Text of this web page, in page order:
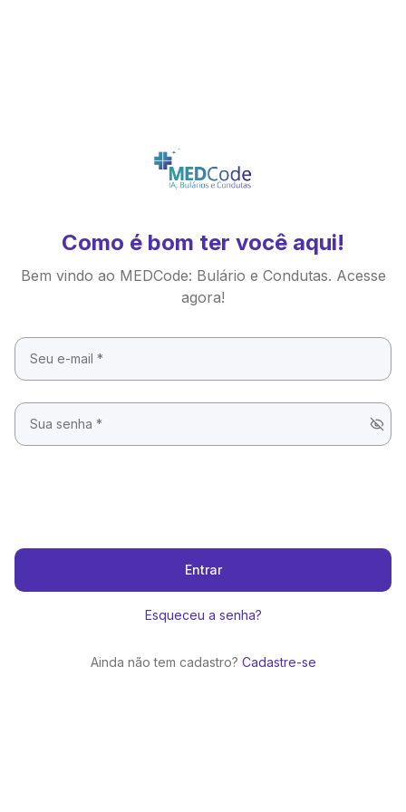
Como é bom ter você aqui!
Bem vindo ao MEDCode: Bulário e Condutas. Acesse
agora!
Entrar
Esqueceu a senha?
Ainda não tem cadastro? Cadastre-se